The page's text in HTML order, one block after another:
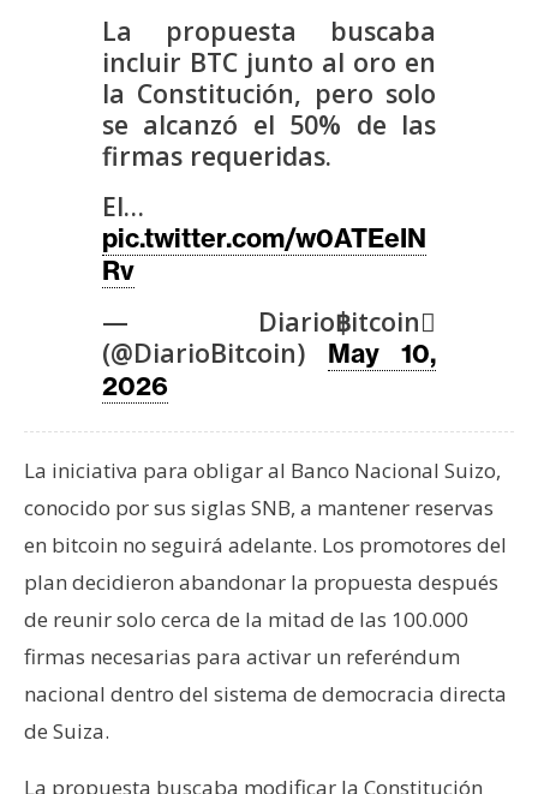
s
R
e
c
u
s
o
La propuesta buscaba
incluir BTC junto al oro en
la Constitución, pero solo
se alcanzó el 50% de las
firmas requeridas.
El…
pic.twitter.com/w0ATEeIN
Rv
— Diario฿itcoin
(@DiarioBitcoin) May 10,
2026
La iniciativa para obligar al Banco Nacional Suizo,
conocido por sus siglas SNB, a mantener reservas
en bitcoin no seguirá adelante. Los promotores del
plan decidieron abandonar la propuesta después
de reunir solo cerca de la mitad de las 100.000
firmas necesarias para activar un referéndum
nacional dentro del sistema de democracia directa
de Suiza.
La propuesta buscaba modificar la Constitución